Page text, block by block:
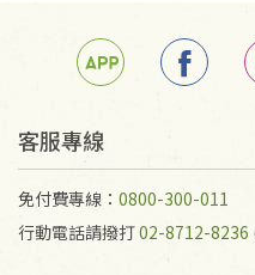
若未保持原包裝方式或
任何折損、磨損、污損
不接受退貨之手抄稿，
代為結緣處理等。 若需
產生的運費100元/箱將由
客服專線
免付費專線： 0800-300-011
行動電話請撥打02-8712-8236